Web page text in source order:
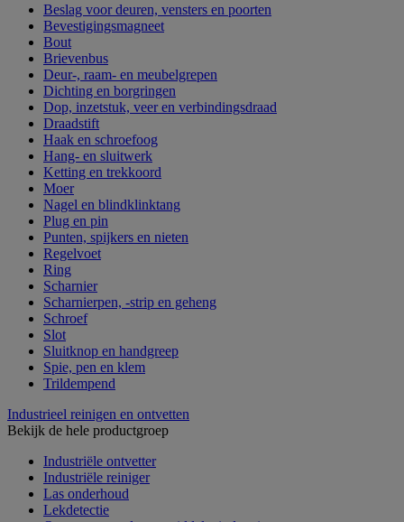
Beslag voor deuren, vensters en poorten
Bevestigingsmagneet
Bout
Brievenbus
Deur-, raam- en meubelgrepen
Dichting en borgringen
Dop, inzetstuk, veer en verbindingsdraad
Draadstift
Haak en schroefoog
Hang- en sluitwerk
Ketting en trekkoord
Moer
Nagel en blindklinktang
Plug en pin
Punten, spijkers en nieten
Regelvoet
Ring
Scharnier
Scharnierpen, -strip en geheng
Schroef
Slot
Sluitknop en handgreep
Spie, pen en klem
Trildempend
Industrieel reinigen en ontvetten
Bekijk de hele productgroep
Industriële ontvetter
Industriële reiniger
Las onderhoud
Lekdetectie